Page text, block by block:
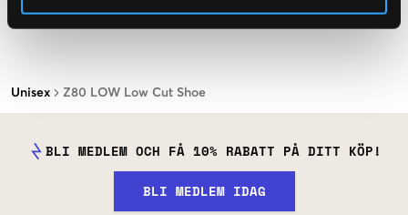
Unisex Z80 LOW Low Cut Shoe
BLI MEDLEM OCH FÅ 10% RABATT PÅ DITT KÖP!
BLI MEDLEM IDAG